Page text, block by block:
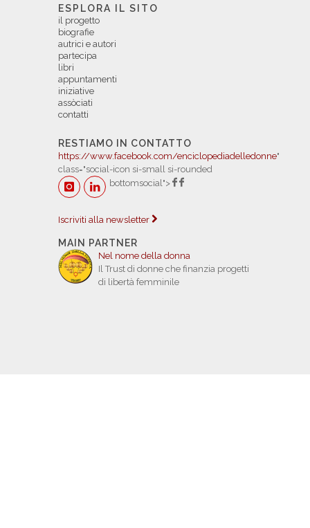
ESPLORA IL SITO
il progetto
biografie
autrici e autori
partecipa
libri
appuntamenti
iniziative
assòciati
contatti
RESTIAMO IN CONTATTO
https://www.facebook.com/enciclopediadelledonne"
class="social-icon si-small si-rounded
bottomsocial">
Iscriviti alla newsletter
MAIN PARTNER
Nel nome della donna
Il Trust di donne che finanzia progetti
di libertà femminile